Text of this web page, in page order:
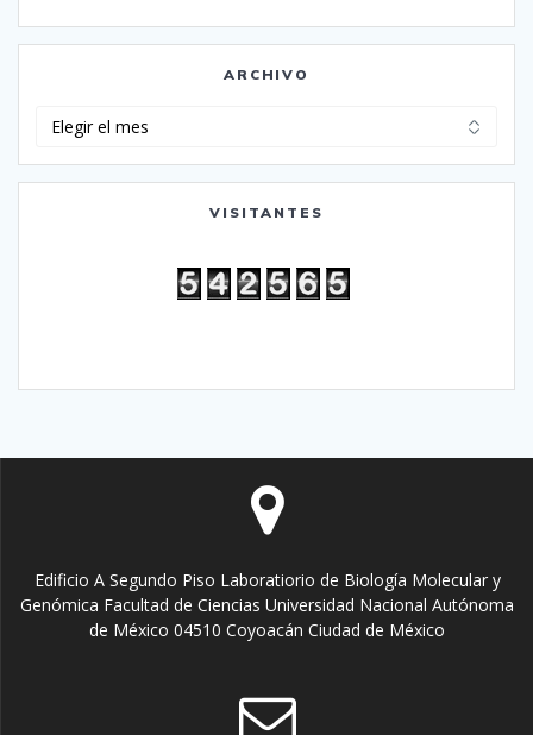
ARCHIVO
VISITANTES
Edificio A Segundo Piso Laboratiorio de Biología Molecular y
Genómica Facultad de Ciencias Universidad Nacional Autónoma
de México 04510 Coyoacán Ciudad de México